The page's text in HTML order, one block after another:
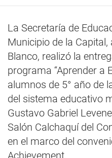
La Secretaría de
Municipio de la
Blanco, realizó la
programa “Aprender a
alumnos de 5° año de
del sistema educativo
Gustavo Gabriel
Salón Calchaquí del
en el marco del